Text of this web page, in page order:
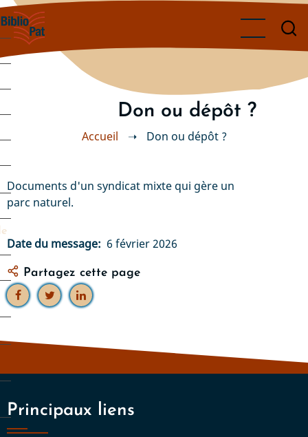
Aller
au
contenu
principal
Don ou dépôt ?
Accueil ➝ Don ou dépôt ?
Documents d'un syndicat mixte qui gère un
parc naturel.
Date du message 6 février 2026
Partagez cette page
Principaux liens